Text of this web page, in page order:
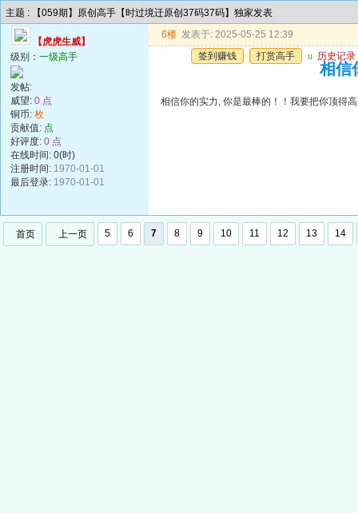
主题 : 【059期】原创高手【时过境迁原创37码37码】独家发表
【虎虎生威】
级别： 一级高手
发帖:
威望: 0 点
铜币: 枚
贡献值: 点
好评度: 0 点
在线时间: 0(时)
注册时间: 1970-01-01
最后登录: 1970-01-01
6楼 发表于: 2025-05-25 12:39
签到赚钱
打赏高手 u 历史记录
相信
相信你的实力, 你是最棒的！！我要把你顶得
首页 上一页 5 6 7 8 9 10 11 12 13 14